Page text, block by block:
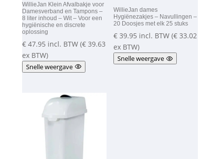
WillieJan Klein Afvalbakje voor
Damesverband en Tampons –
8 liter inhoud – Wit – Voor een
hygiënische en discrete
oplossing
€47.95 incl. BTW (€39.63
ex BTW)
Snelle weergave
WillieJan dames
Hygiënezakjes – Navullingen –
20 Doosjes met elk 25 stuks
€ 39.95 incl. BTW (€ 33.02
ex BTW)
Snelle weergave